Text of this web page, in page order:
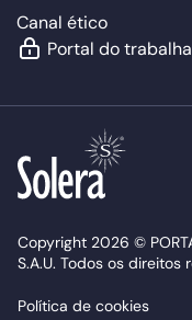
Canal ético
Portal do
Copyright 2026 ©
S.A.U. Todos os direitos
Política de cookies